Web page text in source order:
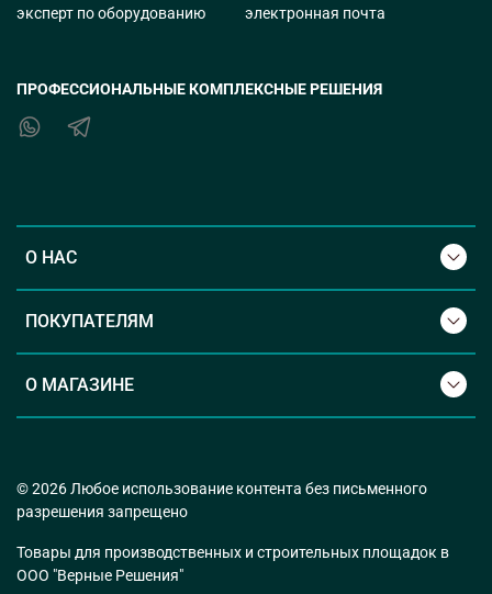
О НАС
ПОКУПАТЕЛЯМ
О МАГАЗИНЕ
эксперт по оборудованию электронная почта
ПРОФЕССИОНАЛЬНЫЕ КОМПЛЕКСНЫЕ РЕШЕНИЯ
© 2026 Любое использование контента без письменного
разрешения запрещено
Товары для производственных и строительных площадок в
ООО "Верные Решения"